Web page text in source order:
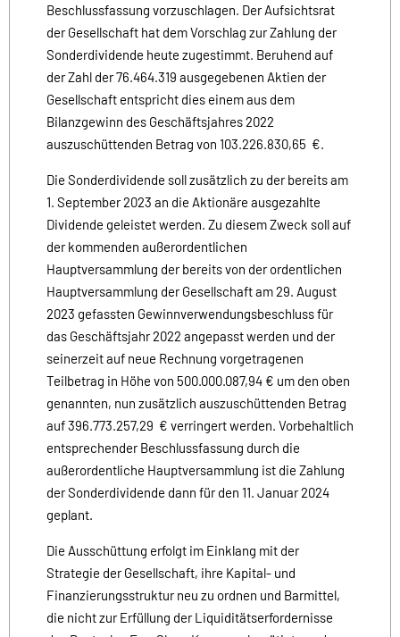
Beschlussfassung vorzuschlagen. Der Aufsichtsrat
der Gesellschaft hat dem Vorschlag zur Zahlung der
Sonderdividende heute zugestimmt. Beruhend auf
der Zahl der 76.464.319 ausgegebenen Aktien der
Gesellschaft entspricht dies einem aus dem
Bilanzgewinn des Geschäftsjahres 2022
auszuschüttenden Betrag von 103.226.830,65 €.
Die Sonderdividende soll zusätzlich zu der bereits am
1. September 2023 an die Aktionäre ausgezahlte
Dividende geleistet werden. Zu diesem Zweck soll auf
der kommenden außerordentlichen
Hauptversammlung der bereits von der ordentlichen
Hauptversammlung der Gesellschaft am 29. August
2023 gefassten Gewinnverwendungsbeschluss für
das Geschäftsjahr 2022 angepasst werden und der
seinerzeit auf neue Rechnung vorgetragenen
Teilbetrag in Höhe von 500.000.087,94 € um den oben
genannten, nun zusätzlich auszuschüttenden Betrag
auf 396.773.257,29 € verringert werden. Vorbehaltlich
entsprechender Beschlussfassung durch die
außerordentliche Hauptversammlung ist die Zahlung
der Sonderdividende dann für den 11. Januar 2024
geplant.
Die Ausschüttung erfolgt im Einklang mit der
Strategie der Gesellschaft, ihre Kapital- und
Finanzierungsstruktur neu zu ordnen und Barmittel,
die nicht zur Erfüllung der Liquiditätserfordernisse